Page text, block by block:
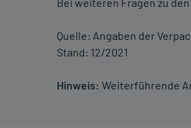
Quelle: Angaben der
Stand: 12/2021
Hinweis: Weiterführende